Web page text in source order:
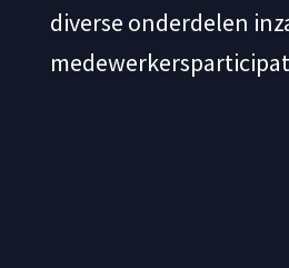
diverse onderdelen